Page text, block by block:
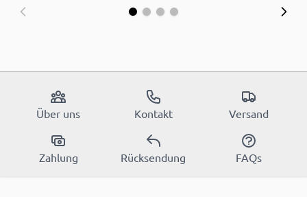
Über uns Kontakt Versand
Zahlung Rücksendung FAQs